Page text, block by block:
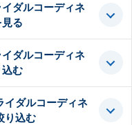
ダルコーディネ
る
ダルコーディネ
む
イダルコーディネ
り込む